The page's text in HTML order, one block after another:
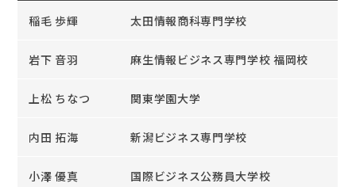
稲毛 歩輝 太田情報商科専門学校
岩下 音羽 麻生情報ビジネス専門学校 福岡校
上松 ちなつ 関東学園大学
内田 拓海 新潟ビジネス専門学校
小澤 優真 国際ビジネス公務員大学校